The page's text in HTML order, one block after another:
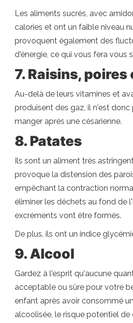
Les aliments sucrés, avec
calories et ont un faible niveau
provoquent également des
d'énergie, ce qui vous fera vous
7. Raisins,
Au-delà de leurs vitamines et
produisent des gaz, il n'est donc
manger après une césarienne.
8. Patates
Ils sont un aliment très
provoque la distension des
empêchant la contraction
éliminer les déchets au fond de
excréments vont être formés.
De plus, ils ont un indice
9. Alcool
Gardez à l'esprit qu'aucune
acceptable ou sûre pour votre
enfant après avoir consommé
alcoolisée, le risque potentiel de